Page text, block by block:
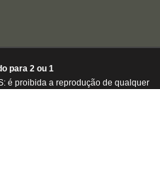
para 2 ou 1
é proibida a reprodução de qualquer